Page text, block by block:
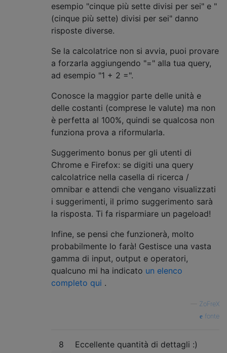
esempio "cinque più sette divisi per sei" e "
(cinque più sette) divisi per sei" danno
risposte diverse.
Se la calcolatrice non si avvia, puoi provare
a forzarla aggiungendo "=" alla tua query,
ad esempio "1 + 2 =".
Conosce la maggior parte delle unità e
delle costanti (comprese le valute) ma non
è perfetta al 100%, quindi se qualcosa non
funziona prova a riformularla.
Suggerimento bonus per gli utenti di
Chrome e Firefox: se digiti una query
calcolatrice nella casella di ricerca /
omnibar e attendi che vengano visualizzati
i suggerimenti, il primo suggerimento sarà
la risposta. Ti fa risparmiare un pageload!
Infine, se pensi che funzionerà, molto
probabilmente lo farà! Gestisce una vasta
gamma di input, output e operatori,
qualcuno mi ha indicato un elenco
completo qui .
ZoFreX
fonte
8 Eccellente quantità di dettagli :)